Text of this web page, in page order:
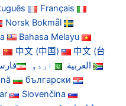
Français
Norsk Bokmål
Bahasa Melayu
中文 (中国)
中文 (台
العربية اردو
български
Slovenčina